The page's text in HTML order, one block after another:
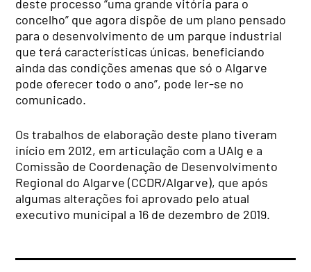
deste processo “uma grande vitória para o
concelho” que agora dispõe de um plano pensado
para o desenvolvimento de um parque industrial
que terá características únicas, beneficiando
ainda das condições amenas que só o Algarve
pode oferecer todo o ano”, pode ler-se no
comunicado.
Os trabalhos de elaboração deste plano tiveram
início em 2012, em articulação com a UAlg e a
Comissão de Coordenação de Desenvolvimento
Regional do Algarve (CCDR/Algarve), que após
algumas alterações foi aprovado pelo atual
executivo municipal a 16 de dezembro de 2019.